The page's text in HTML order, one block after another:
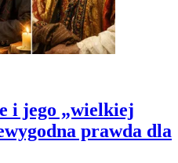
i jego „wielkiej
prawda dla